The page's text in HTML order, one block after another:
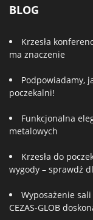
BLOG
Krzesła
ma znaczenie
Podpowiadamy,
poczekalni!
Funkcjonalna
metalowych
Krzesła do
wygody – sprawdź
Wyposażenie
CEZAS-GLOB